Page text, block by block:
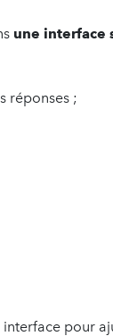
une interface
réponses ;
pour